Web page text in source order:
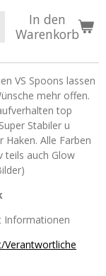
In den
Warenkorb
VS Spoons lassen
mehr offen.
top
Stabiler u
Haken. Alle Farben
teils auch Glow
Informationen
Verantwortliche